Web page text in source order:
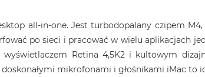
all‑in‑one. Jest turbodopalany czipem
po sieci i pracować w wielu aplikacjach
wyświetlaczem Retina 4,5K2 i kultowym
mikrofonami i głośnikami iMac to